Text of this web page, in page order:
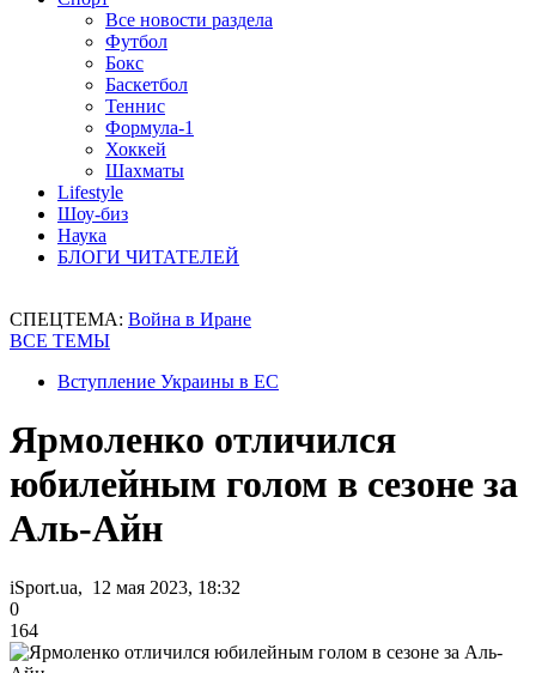
Все новости раздела
Футбол
Бокс
Баскетбол
Теннис
Формула-1
Хоккей
Шахматы
Lifestyle
Шоу-биз
Наука
БЛОГИ ЧИТАТЕЛЕЙ
СПЕЦТЕМА: Война в Иране
ВСЕ ТЕМЫ
Вступление Украины в ЕС
Ярмоленко отличился
юбилейным голом в сезоне за
Аль-Айн
iSport.ua, 12 мая 2023, 18:32
0
164